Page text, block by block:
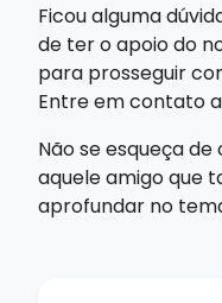
Ficou alguma
de ter o apoio do
para prosseguir
Entre em contato
Não se esqueça
aquele amigo que
aprofundar no